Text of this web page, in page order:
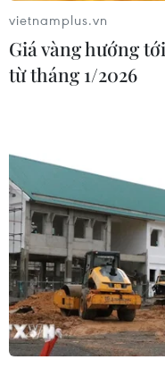
Hormuz
02/08/2026 22:47
CƠ QUAN CHỦ QUẢN: THÔNG
Tổng Biên tập: TRẦN
Phó Tổng Biên tập:
THỦY
vietnamplus.vn
Giá vàng hướng
từ tháng 1/2026